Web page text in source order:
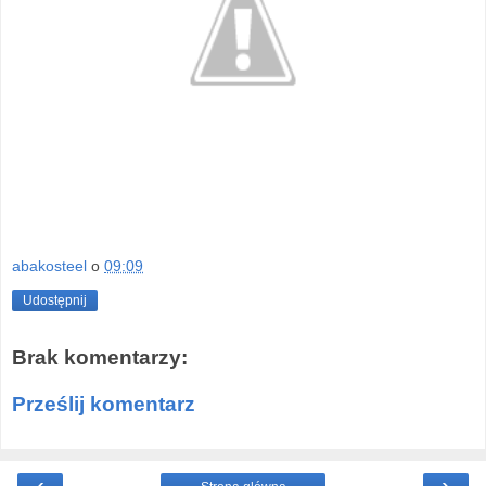
abakosteel o 09:09
Udostępnij
Brak komentarzy:
Prześlij komentarz